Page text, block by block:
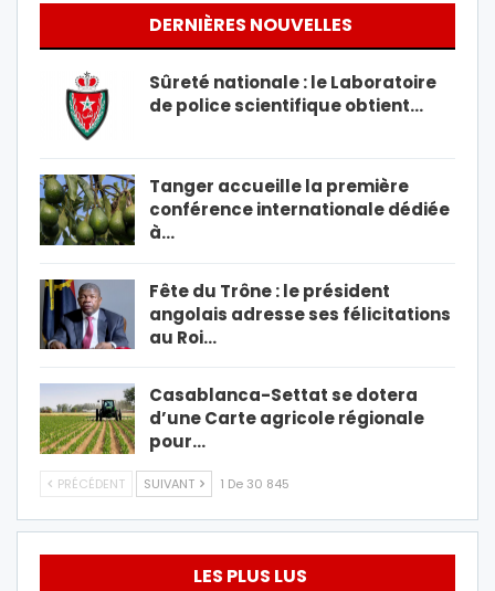
DERNIÈRES NOUVELLES
Sûreté nationale : le Laboratoire
de police scientifique obtient…
Tanger accueille la première
conférence internationale dédiée
à…
Fête du Trône : le président
angolais adresse ses félicitations
au Roi…
Casablanca-Settat se dotera
d’une Carte agricole régionale
pour…
PRÉCÉDENT SUIVANT 1 De 30 845
LES PLUS LUS